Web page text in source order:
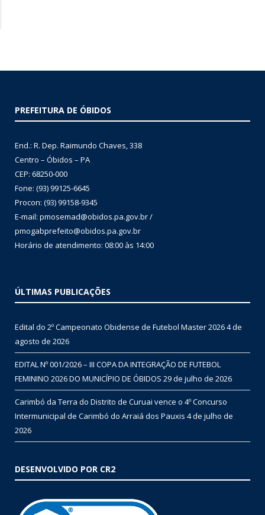
PREFEITURA DE ÓBIDOS
End.: R. Dep. Raimundo Chaves, 338
Centro – Óbidos – PA
CEP: 68250-000
Fone: (93) 99125-6645
Procon: (93) 99158-9345
E-mail: pmosemad@obidos.pa.gov.br /
pmogabprefeito@obidos.pa.gov.br
Horário de atendimento: 08:00 às 14:00
ÚLTIMAS PUBLICAÇÕES
Edital do 2º Campeonato Obidense de Futebol Master 20264 de
agosto de 2026
EDITAL Nº 001/2026 – III COPA DA INTEGRAÇÃO DE FUTEBOL
FEMININO 2026 DO MUNICÍPIO DE ÓBIDOS 29 de julho de 2026
Carimbó da Terra do Distrito de Curuai vence o 4º Concurso
Intermunicipal de Carimbó do Arraiá dos Pauxis 4 de julho de
2026
DESENVOLVIDO POR CR2